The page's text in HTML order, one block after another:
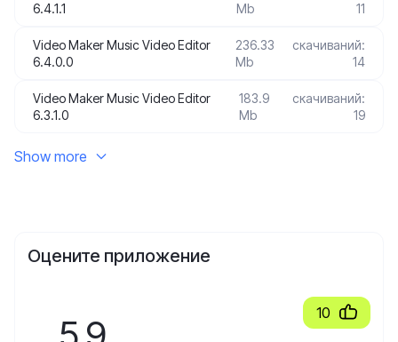
6.4.1.1 Mb 11
Video Maker Music Video Editor
6.4.0.0
236.33
Mb
скачиваний:
14
Video Maker Music Video Editor
6.3.1.0
183.9
Mb
скачиваний:
19
Show more
Оцените приложение
10